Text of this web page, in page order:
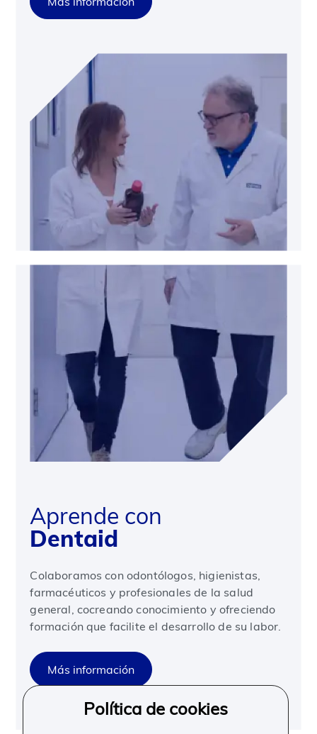
Aprende con
Dentaid
Colaboramos con odontólogos, higienistas,
farmacéuticos y profesionales de la salud
general, cocreando conocimiento y ofreciendo
formación que facilite el desarrollo de su labor.
Más información
Política de cookies